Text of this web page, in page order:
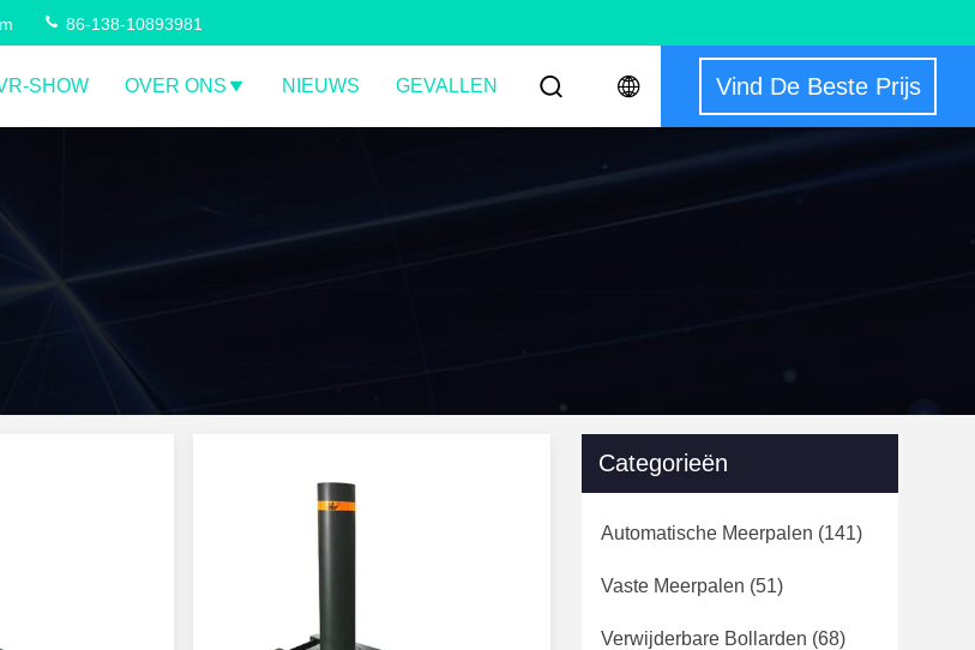
86-138-10893981
SHOW OVER ONS NIEUWS GEVALLEN Vind De Beste Prijs
Categorieën
Automatische Meerpalen (141)
Vaste Meerpalen (51)
Verwijderbare Bollarden (68)